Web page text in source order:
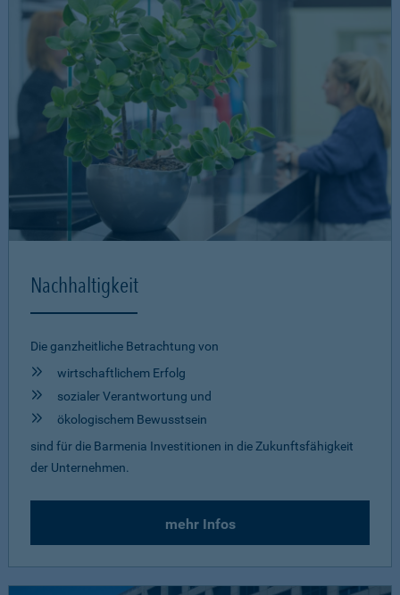
Nachhaltigkeit
Die ganzheitliche Betrachtung von
wirtschaftlichem Erfolg
sozialer Verantwortung und
ökologischem Bewusstsein
sind für die Barmenia Investitionen in die Zukunftsfähigkeit
der Unternehmen.
mehr Infos